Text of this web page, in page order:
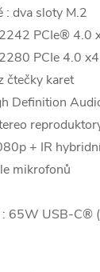
: dva sloty M.2
PCIe® 4.0
PCIe 4.0 x4
čtečky karet
Definition
+ IR
mikrofonů
: 65W USB-C®